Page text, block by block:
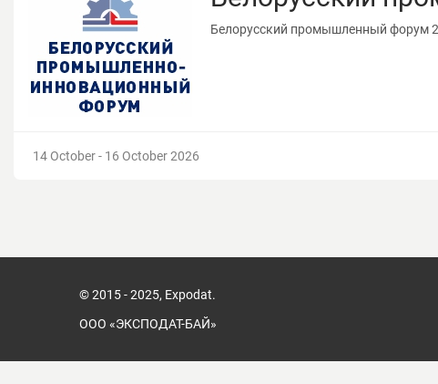
Белорусский промышленный форум
14 October - 16 October 2026
© 2015 - 2025, Expodat.
ООО «ЭКСПОДАТ-БАЙ»